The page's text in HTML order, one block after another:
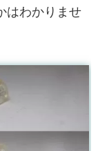
はわかりませ